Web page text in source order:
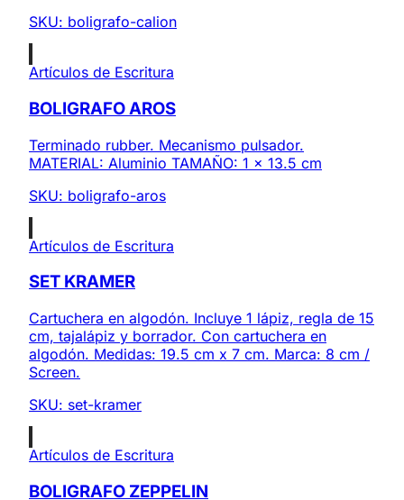
SKU: boligrafo-calion
Artículos de Escritura
BOLIGRAFO AROS
Terminado rubber. Mecanismo pulsador.
MATERIAL: Aluminio TAMAÑO: 1 x 13.5 cm
SKU: boligrafo-aros
Artículos de Escritura
SET KRAMER
Cartuchera en algodón. Incluye 1 lápiz, regla de 15
cm, tajalápiz y borrador. Con cartuchera en
algodón. Medidas: 19.5 cm x 7 cm. Marca: 8 cm /
Screen.
SKU: set-kramer
Artículos de Escritura
BOLIGRAFO ZEPPELIN